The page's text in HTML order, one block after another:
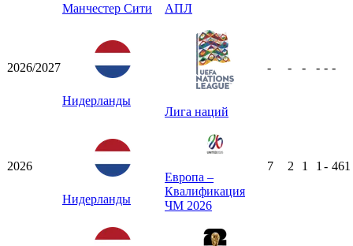
Манчестер Сити АПЛ
2026/2027
Нидерланды
Лига наций
- - - - - -
2026
Нидерланды
Европа –
Квалификация
ЧМ 2026
7 2 1 1 - 461